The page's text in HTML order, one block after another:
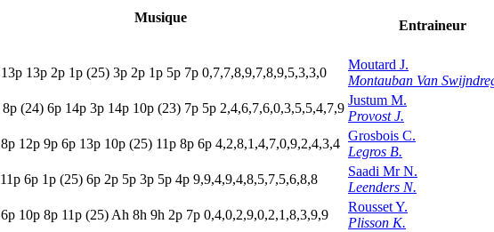
Musique
Entraineur
13p 13p 2p 1p (25) 3p 2p 1p 5p 7p 0,7,7,8,9,7,8,9,5,3,3,0
Moutard J.
Montauban Van
8p (24) 6p 14p 3p 14p 10p (23) 7p 5p 2,4,6,7,6,0,3,5,5,4,7,9
Justum M.
Provost J.
8p 12p 9p 6p 13p 10p (25) 11p 8p 6p 4,2,8,1,4,7,0,9,2,4,3,4
Grosbois C.
Legros B.
11p 6p 1p (25) 6p 2p 5p 3p 5p 4p 9,9,4,9,4,8,5,7,5,6,8,8
Saadi Mr N.
Leenders N.
6p 10p 8p 11p (25) Ah 8h 9h 2p 7p 0,4,0,2,9,0,2,1,8,3,9,9
Rousset Y.
Plisson K.